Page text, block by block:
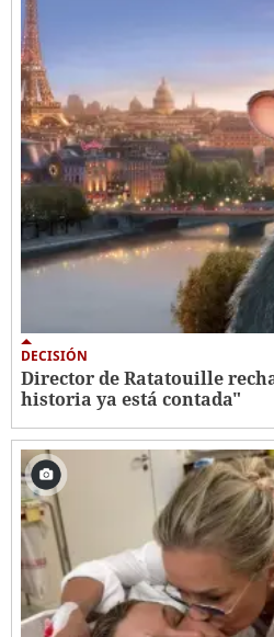
DECISIÓN
Director de Ratatouille
historia ya está contada"